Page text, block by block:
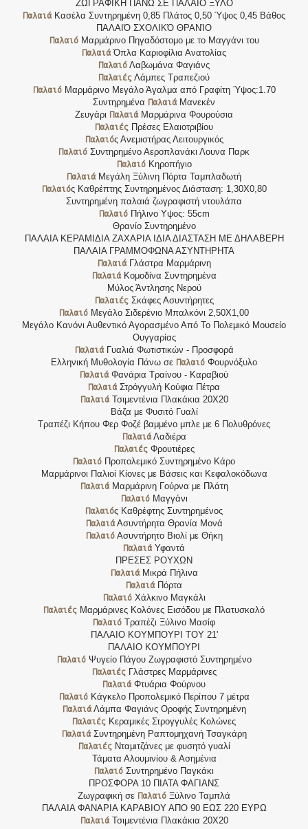
ΖΩΓΡΑΦΙΚΗ ΠΑΝΩ ΣΕ ΠΑΛΑΙΟ ΞΥΛΟ
Παλαιά Κασέλα Συντηρημένη 0,85 Πλάτος 0,50 Ύψος 0,45 Βάθος
ΠΑΛΑΙΌ ΣΧΟΛΙΚΌ ΘΡΑΝΊΟ
ΠαλαιόΜαρμάρινο Πηγαδόστομο με το Μαγγάνι του
Παλαιά Όπλα Καριοφίλια Ανατολίας
Παλαιό Λαβωμάνα Φαγιάνς
Παλαιές Λάμπες Τραπεζιού
ΠαλαιόΜαρμάρινο Μεγάλο Άγαλμα από Γραφίτη Ύψος:1.70
Συντηρημένα Παλαιά Μανεκέν
Ζευγάρι Παλαιά Μαρμάρινα Φουρούσια
Παλαιές Πρέσες Ελαιοτριβίου
Παλαιός Ανεμιστήρας Λειτουργικός
Παλαιό Συντηρημένο Αεροπλανάκι Λουνα Παρκ
ΠαλαιόΚηροπήγιο
Παλαιά Μεγάλη Ξύλινη Πόρτα Ταμπλαδωτή
Παλαιός Καθρέπτης Συντηρημένος Διάσταση: 1,30Χ0,80
Συντηρημένη παλαιά ζωγραφιστή ντουλάπα
ΠαλαιόΠήλινο Υψος: 55cm
Θρανίο Συντηρημένο
ΠΑΛΑΙΑ ΚΕΡΑΜΙΔΙΑ ΖΑΧΑΡΙΑ ΙΔΙΑ ΔΙΑΣΤΑΣΗ ΜΕ ΔΗΛΑΒΕΡΗ
ΠΑΛΑΙΑ ΓΡΑΜΜΟΦΩΝΑ ΑΣΥΝΤΗΡΗΤΑ
ΠαλαιάΓλάστρα Μαρμάρινη
ΠαλαιάΚομοδίνα Συντηρημένα
Μύλος Άντλησης Νερού
ΠαλαιέςΣκάφες Ασυντήρητες
Παλαιό Μεγάλο Σιδερένιο Μπαλκόνι 2,50Χ1,00
Μεγάλο Κανόνι Αυθεντικό Αγορασμένο Από Το Πολεμικό Μουσείο
Ουγγαρίας
ΠαλαιάΓυαλιά Φωτιστικών - Προσφορά
Ελληνική Μυθολογία Πάνω σε Παλαιό Φουρνόξυλο
Παλαιά Φανάρια Τραίνου - Καραβιού
Παλαιά Στρόγγυλή Κούφια Πέτρα
ΠαλαιάΤσιμεντένια Πλακάκια 20Χ20
Βάζα με Φυσιτό Γυαλί
Τραπέζι Κήπου Φερ Φοζέ βαμμένο μπλε με 6 Πολυθρόνες
ΠαλαιάΛαδιέρα
ΠαλαιέςΦρουτιέρες
Παλαιό Προπολεμικό Συντηρημένο Κάρο
Μαρμάρινοι Παλιοί Κίονες με Βάσεις και Κεφαλοκόδωνα
ΠαλαιάΜαρμάρινη Γούρνα με Πλάτη
ΠαλαιόΜαγγάνι
Παλαιός Καθρέφτης Συντηρημένος
ΠαλαιάΑσυντήρητα Θρανία Μονά
ΠαλαιόΑσυντήρητο Βιολί με Θήκη
Παλαιά Υφαντά
ΠΡΕΣΕΣ ΡΟΥΧΩΝ
ΠαλαιάΜικρά Πήλινα
Παλαιά Πόρτα
ΠαλαιόΧάλκινο Μαγκάλι
Παλαιές Μαρμάρινες Κολόνες Εισόδου με Πλατυσκαλό
Παλαιό Τραπέζι Ξύλινο Μασίφ
ΠΑΛΑΙΟ ΚΟΥΜΠΟΥΡΙ ΤΟΥ 21'
ΠΑΛΑΙΟ ΚΟΥΜΠΟΥΡΙ
ΠαλαιόΨυγείο Πάγου Ζωγραφιστό Συντηρημένο
ΠαλαιέςΓλάστρες Μαρμάρινες
Παλαιά Φτυάρια Φούρνου
ΠαλαιόΚάγκελο Προπολεμικό Περίπου 7 μέτρα
ΠαλαιάΛάμπα Φαγιάνς Οροφής Συντηρημένη
Παλαιές Κεραμικές Στρογγυλές Κολώνες
ΠαλαιάΣυντηρημένη Ραπτομηχανή Τσαγκάρη
ΠαλαιέςΝταμιτζάνες με φυσητό γυαλί
Τάματα Αλουμινίου & Ασημένια
Παλαιό Συντηρημένο Παγκάκι
ΠΡΟΣΦΟΡΑ 10 ΠΙΑΤΑ ΦΑΓΙΑΝΣ
Ζωγραφική σε Παλαιό Ξύλινο Ταμπλά
ΠΑΛΑΙΑ ΦΑΝΑΡΙΑ ΚΑΡΑΒΙΟΥ ΑΠΟ 90 ΕΩΣ 220 ΕΥΡΩ
ΠαλαιάΤσιμεντένια Πλακάκια 20Χ20